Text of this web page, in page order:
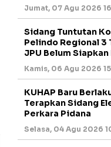
Jumat, 07 Agu 2026
Sidang Tuntutan
Pelindo Regional 3
JPU Belum
Kamis, 06 Agu 2026
KUHAP Baru
Terapkan Sidang
Perkara Pidana
Selasa, 04 Agu 2026